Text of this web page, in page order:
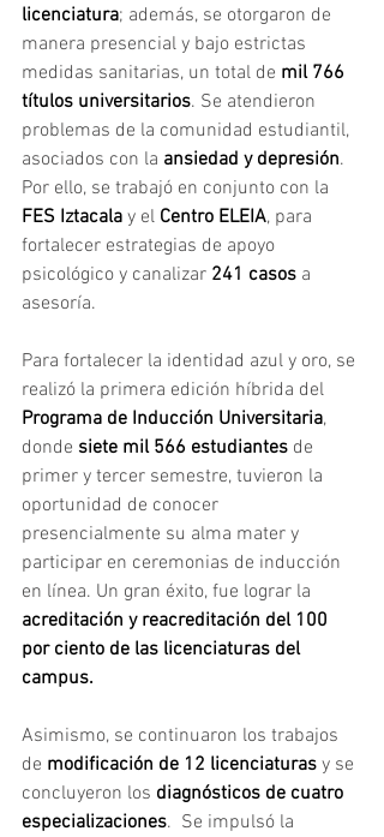
licenciatura; además, se otorgaron de
manera presencial y bajo estrictas
medidas sanitarias, un total de mil 766
títulos universitarios. Se atendieron
problemas de la comunidad estudiantil,
asociados con la ansiedad y depresión.
Por ello, se trabajó en conjunto con la
FES Iztacala y el Centro ELEIA, para
fortalecer estrategias de apoyo
psicológico y canalizar 241 casos a
asesoría.
Para fortalecer la identidad azul y oro, se
realizó la primera edición híbrida del
Programa de Inducción Universitaria,
donde siete mil 566 estudiantes de
primer y tercer semestre, tuvieron la
oportunidad de conocer
presencialmente su alma mater y
participar en ceremonias de inducción
en línea. Un gran éxito, fue lograr la
acreditación y reacreditación del 100
por ciento de las licenciaturas del
campus.
Asimismo, se continuaron los trabajos
de modificación de 12 licenciaturas y se
concluyeron los diagnósticos de cuatro
especializaciones.  Se impulsó la